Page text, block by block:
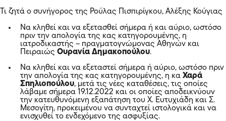
Τι ζητά ο συνήγορος της Ρούλας Πισπιρίγκου, Αλέξης Κούγιας
Να κληθεί και να εξετασθεί σήμερα ή και αύριο, ωστόσο
πριν την απολογία της κας κατηγορουμένης, η
ιατροδικαστής – πραγματογνώμονας Αθηνών και
Πειραιώς Ουρανία Δημακοπούλου.
Να κληθεί και να εξεταστεί σήμερα ή αύριο, ωστόσο πριν
την απολογία της κας κατηγορουμένης, η κα Χαρά
Σπηλιοπούλου, μετά τις νέες καταθέσεις, τις οποίες
λάβαμε σήμερα 19.12.2022 και οι οποίες αποδεικνύουν
την κατευθυνόμενη εξαπάτηση του Χ. Ευτυχιάδη και Σ.
Μεσογίτη, προκειμένου να συνταχτεί ιστολογικά και να
ενισχυθεί το ενδεχόμενο της ασφυξίας.